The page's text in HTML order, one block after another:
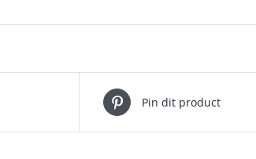
Pin dit product